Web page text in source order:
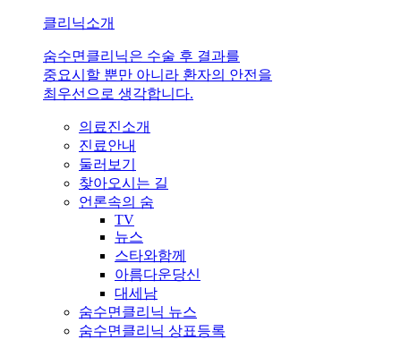
클리닉소개
숨수면클리닉은 수술 후 결과를
중요시할 뿐만 아니라 환자의 안전을
최우선으로 생각합니다.
의료진소개
진료안내
둘러보기
찾아오시는 길
언론속의 숨
TV
뉴스
스타와함께
아름다운당신
대세남
숨수면클리닉 뉴스
숨수면클리닉 상표등록